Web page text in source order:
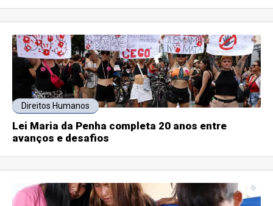
Direitos Humanos
Lei Maria da Penha completa 20 anos entre
avanços e desafios